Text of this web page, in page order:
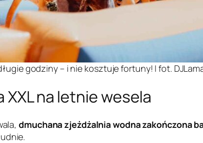
godziny – i nie kosztuje fortuny! | fot.
na letnie wesela
dmuchana zjeżdżalnia wodna zakończona